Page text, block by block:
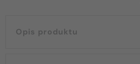
Opis produktu